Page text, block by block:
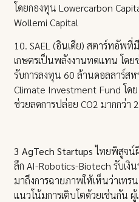
โดยกองทุน Lowercarbon
Wollemi Capital
10. SAEL (อินเดีย) สตาร์ทอัพที่
เกษตรเป็นพลังงานทดแทน โดย
รับการลงทุน 60 ล้านดอลลาร์สห
Climate Investment Fund โด
ช่วยลดการปล่อย CO2 มากกว่า
3 AgTech Startupsไทยพิสูจน์ฝี
ลึก AI-Robotics-Biotech รับเงิ
มาถึงการฉายภาพให้เห็นว่าเทร
แนวโน้มการเติบโตด้วยเช่นกัน